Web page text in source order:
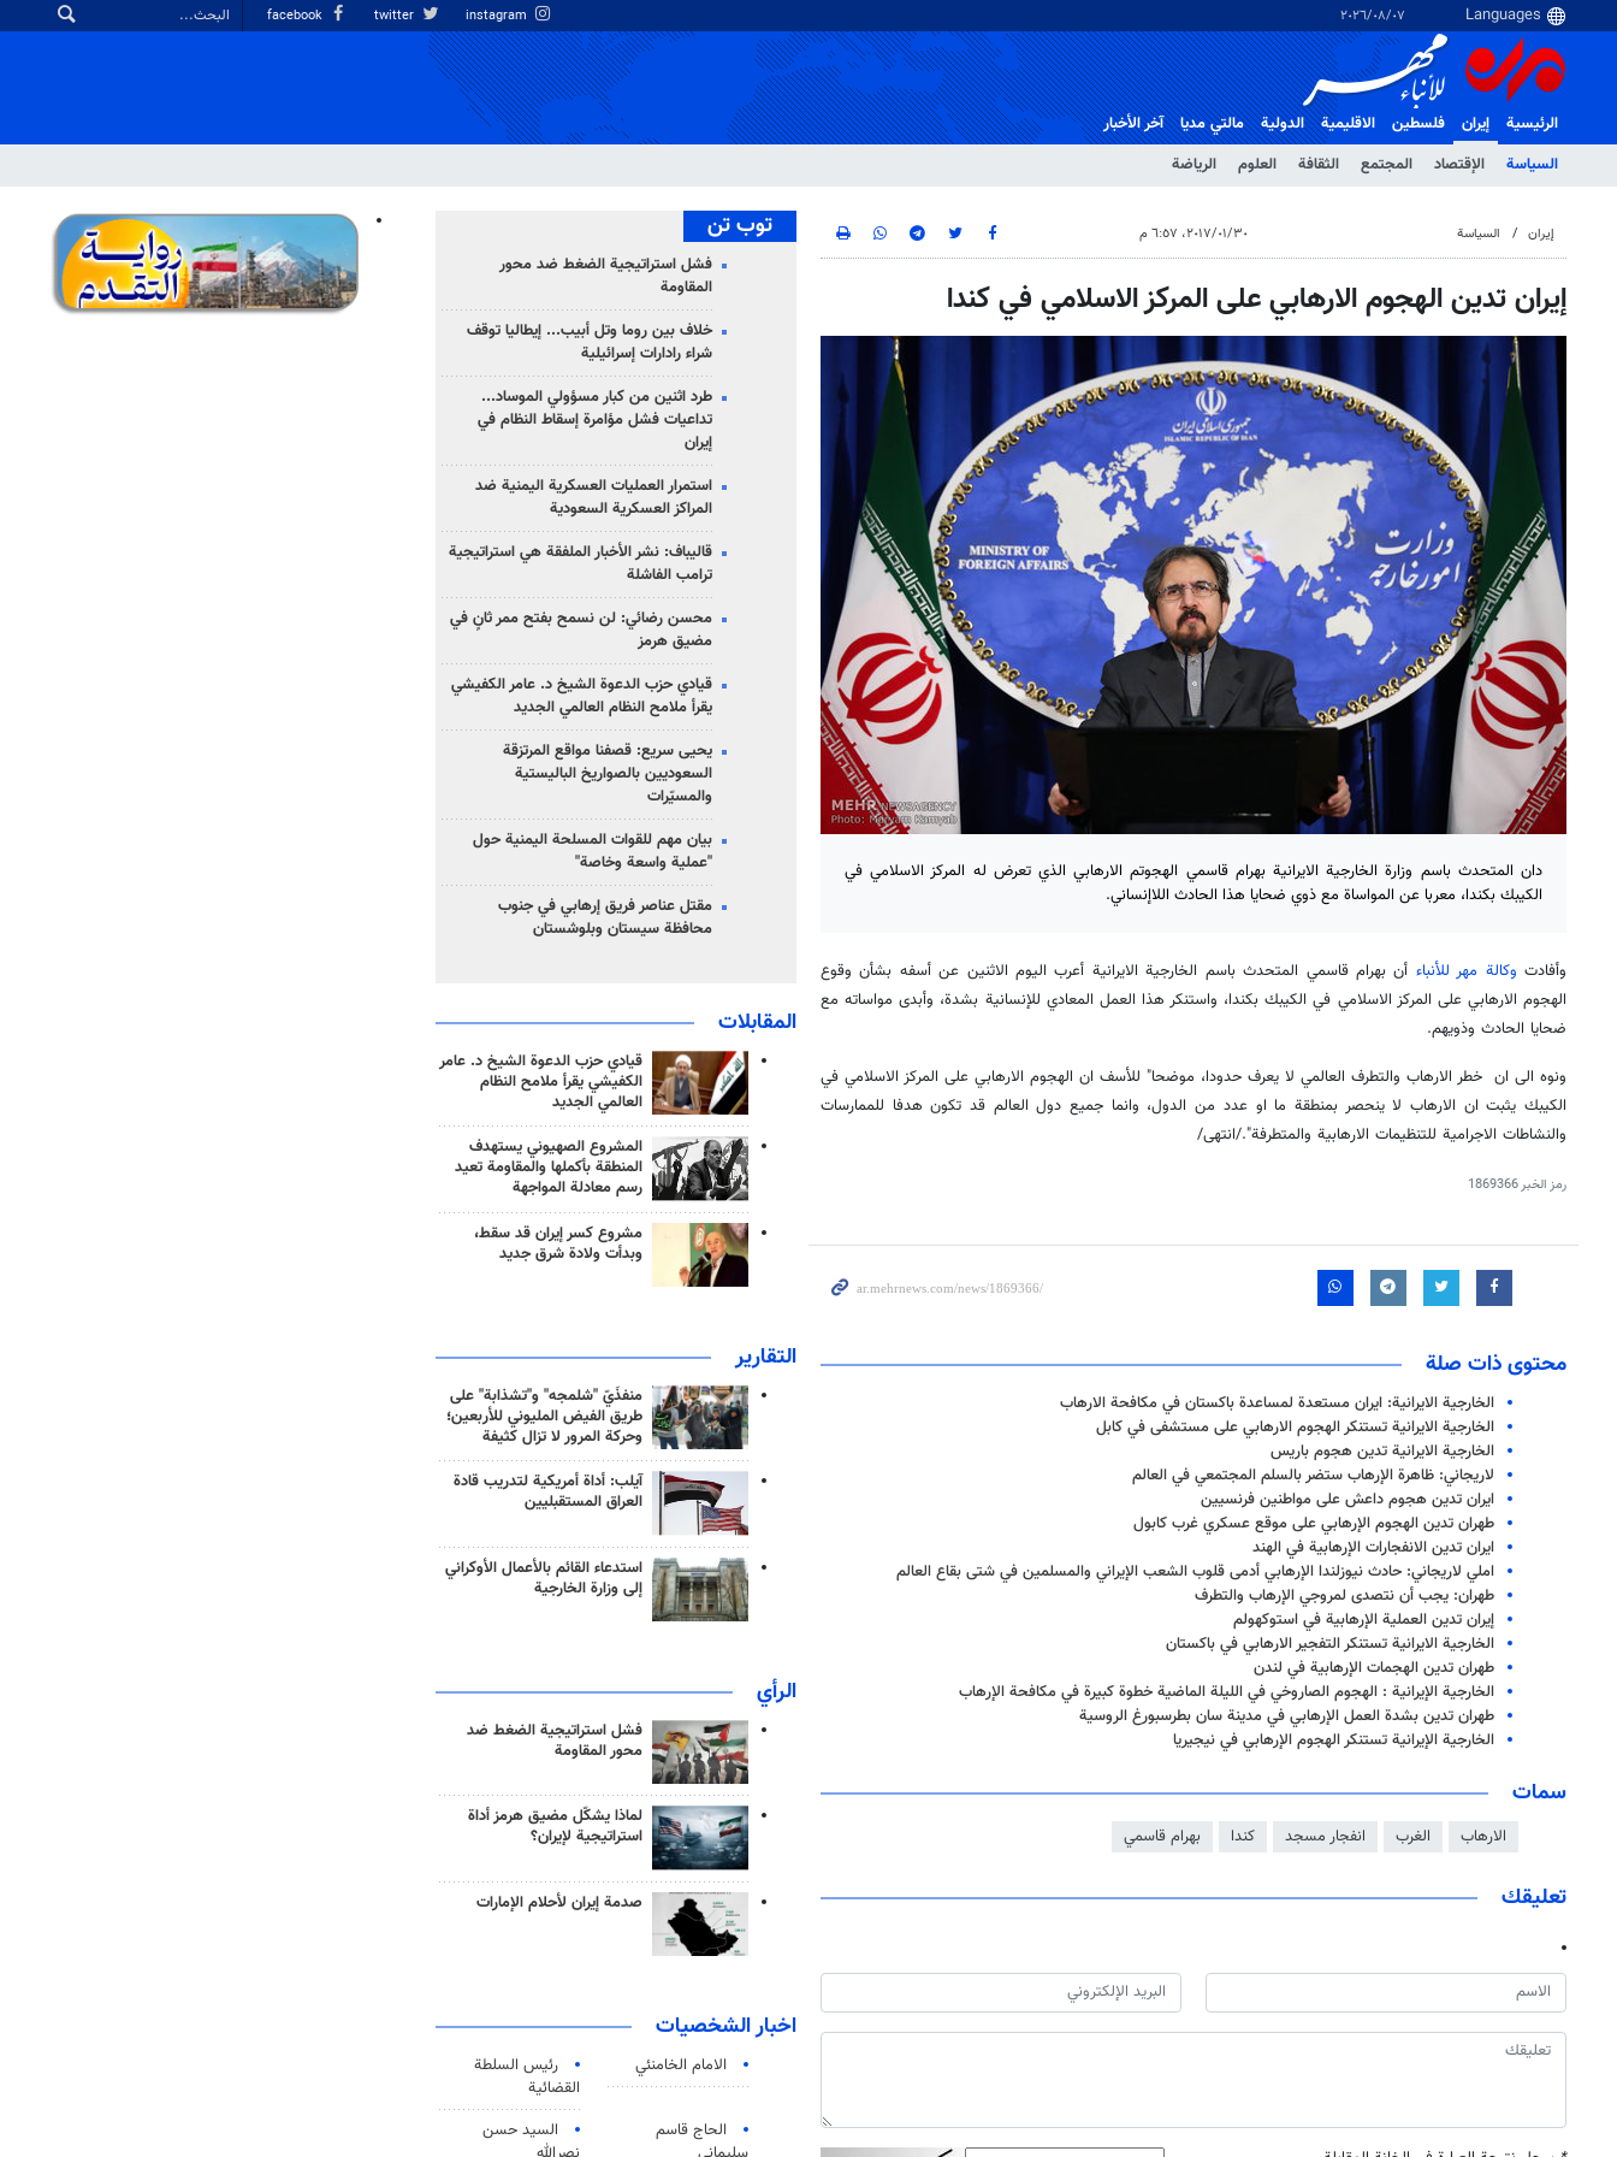
٠٧‏/٠٨‏/٢٠٢٦
الرئيسية
إيران
السياسة
الإقتصاد المجتمع الثقافة العلوم الرياضة
فلسطین الاقلیمیة الدولية مالتي مدیا آخر الأخبار
إيران السياسة ٣٠‏/٠١‏/٢٠١٧، ٦:٥٧ م
إيران تدين الهجوم الارهابي على المركز الاسلامي في كندا
دان المتحدث باسم وزارة الخارجية الايرانية بهرام قاسمي الهجوتم الارهابي الذي تعرض له المركز الاسلامي في
الكيبك بكندا، معربا عن المواساة مع ذوي ضحايا هذا الحادث اللاإنساني.
وأفادت وكالة مهر للأنباء أن بهرام قاسمي المتحدث باسم الخارجية الايرانية أعرب اليوم الاثنين عن أسفه بشأن وقوع
الهجوم الارهابي على المركز الاسلامي في الكيبك بكندا، واستنكر هذا العمل المعادي للإنسانية بشدة، وأبدى مواساته مع
ضحايا الحادث وذويهم.
ونوه الى ان خطر الارهاب والتطرف العالمي لا يعرف حدودا، موضحا" للأسف ان الهجوم الارهابي على المركز الاسلامي في
الكيبك يثبت ان الارهاب لا ينحصر بمنطقة ما او عدد من الدول، وانما جميع دول العالم قد تكون هدفا للممارسات
والنشاطات الاجرامية للتنظيمات الارهابية والمتطرفة"./انتهى/
رمز الخبر1869366
محتوى ذات صلة
الخارجية الايرانية: ايران مستعدة لمساعدة باكستان في مكافحة الارهاب
الخارجية الايرانية تستنكر الهجوم الارهابي على مستشفى في كابل
الخارجیة الایرانیة تدین هجوم باریس
لاريجاني: ظاهرة الإرهاب ستضر بالسلم المجتمعي في العالم
ايران تدين هجوم داعش على مواطنين فرنسيين
طهران تدين الهجوم الإرهابي على موقع عسكري غرب كابول
ايران تدين الانفجارات الإرهابية في الهند
املي لاريجاني: حادث نيوزلندا الإرهابي أدمى قلوب الشعب الإيراني والمسلمين في شتى بقاع العالم
طهران: يجب أن نتصدى لمروجي الإرهاب والتطرف
إيران تدين العملية الإرهابية في استوكهولم
الخارجية الايرانية تستنكر التفجير الارهابي في باكستان
طهران تدين الهجمات الإرهابية في لندن
الخارجية الإيرانية : الهجوم الصاروخي في الليلة الماضية خطوة كبيرة في مكافحة الإرهاب
طهران تدين بشدة العمل الإرهابي في مدينة سان بطرسبورغ الروسية
الخارجية الإيرانية تستنكر الهجوم الإرهابي في نيجيريا
سمات
الارهاب الغرب انفجار مسجد كندا بهرام قاسمي
تعليقك
توب تن
فشل استراتيجية الضغط ضد محور
المقاومة
خلاف بين روما وتل أبيب... إيطاليا توقف
شراء رادارات إسرائيلية
طرد اثنين من كبار مسؤولي الموساد...
تداعيات فشل مؤامرة إسقاط النظام في
إيران
استمرار العمليات العسكرية اليمنية ضد
المراكز العسكرية السعودية
قاليباف: نشر الأخبار الملفقة هي استراتيجية
ترامب الفاشلة
محسن رضائي: لن نسمح بفتح ممر ثانٍ في
مضيق هرمز
قيادي حزب الدعوة الشيخ د. عامر الكفيشي
يقرأ ملامح النظام العالمي الجديد
يحيى سريع: قصفنا مواقع المرتزقة
السعوديين بالصواريخ الباليستية
والمسيّرات
بيان مهم للقوات المسلحة اليمنية حول
"عملية واسعة وخاصة"
مقتل عناصر فريق إرهابي في جنوب
محافظة سيستان وبلوشستان
المقابلات
قيادي حزب الدعوة الشيخ د. عامر
الكفيشي يقرأ ملامح النظام
العالمي الجديد
المشروع الصهيوني يستهدف
المنطقة بأكملها والمقاومة تعيد
رسم معادلة المواجهة
مشروع كسر إيران قد سقط،
وبدأت ولادة شرق جديد
التقارير
منفذَيّ "شلمجه" و"تشذابة" على
طريق الفيض المليوني للأربعين؛
وحركة المرور لا تزال كثيفة
آيلب: أداة أمريكية لتدريب قادة
العراق المستقبليين
استدعاء القائم بالأعمال الأوكراني
إلى وزارة الخارجية
الرأي
فشل استراتيجية الضغط ضد
محور المقاومة
لماذا يشكّل مضيق هرمز أداة
استراتيجية لإيران؟
صدمة إيران لأحلام الإمارات
اخبار الشخصيات
الامام الخامنئي
رئیس السلطة
القضائیة
الحاج قاسم
السيد حسن